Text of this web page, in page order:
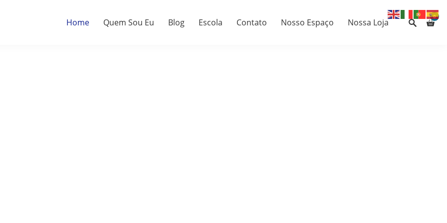
Home Quem Sou Eu Blog Escola Contato Nosso Espaço Nossa Loja
0